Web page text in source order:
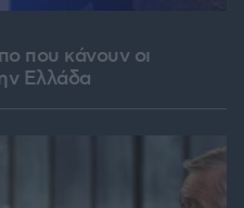
που κάνουν οι
Ελλάδα